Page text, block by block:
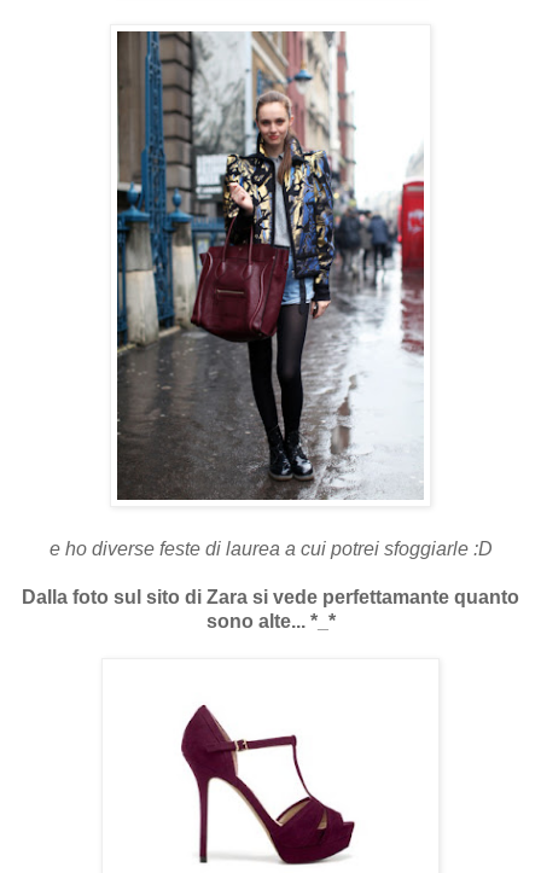
e ho diverse feste di laurea a cui potrei sfoggiarle :D
Dalla foto sul sito di Zara si vede perfettamante quanto
sono alte... *_*